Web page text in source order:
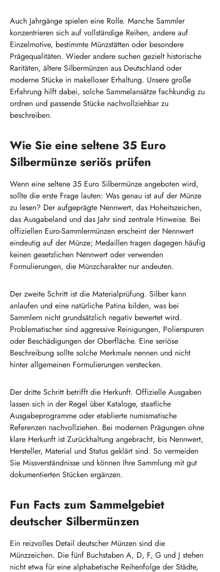
Auch Jahrgänge spielen eine Rolle. Manche Sammler
konzentrieren sich auf vollständige Reihen, andere auf
Einzelmotive, bestimmte Münzstätten oder besondere
Prägequalitäten. Wieder andere suchen gezielt historische
Raritäten, ältere Silbermünzen aus Deutschland oder
moderne Stücke in makelloser Erhaltung. Unsere große
Erfahrung hilft dabei, solche Sammelansätze fachkundig zu
ordnen und passende Stücke nachvollziehbar zu
beschreiben.
Wie Sie eine seltene 35 Euro
Silbermünze seriös prüfen
Wenn eine seltene 35 Euro Silbermünze angeboten wird,
sollte die erste Frage lauten: Was genau ist auf der Münze
zu lesen? Der aufgeprägte Nennwert, das Hoheitszeichen,
das Ausgabeland und das Jahr sind zentrale Hinweise. Bei
offiziellen Euro-Sammlermünzen erscheint der Nennwert
eindeutig auf der Münze; Medaillen tragen dagegen häufig
keinen gesetzlichen Nennwert oder verwenden
Formulierungen, die Münzcharakter nur andeuten.
Der zweite Schritt ist die Materialprüfung. Silber kann
anlaufen und eine natürliche Patina bilden, was bei
Sammlern nicht grundsätzlich negativ bewertet wird.
Problematischer sind aggressive Reinigungen, Polierspuren
oder Beschädigungen der Oberfläche. Eine seriöse
Beschreibung sollte solche Merkmale nennen und nicht
hinter allgemeinen Formulierungen verstecken.
Der dritte Schritt betrifft die Herkunft. Offizielle Ausgaben
lassen sich in der Regel über Kataloge, staatliche
Ausgabeprogramme oder etablierte numismatische
Referenzen nachvollziehen. Bei modernen Prägungen ohne
klare Herkunft ist Zurückhaltung angebracht, bis Nennwert,
Hersteller, Material und Status geklärt sind. So vermeiden
Sie Missverständnisse und können Ihre Sammlung mit gut
dokumentierten Stücken ergänzen.
Fun Facts zum Sammelgebiet
deutscher Silbermünzen
Ein reizvolles Detail deutscher Münzen sind die
Münzzeichen. Die fünf Buchstaben A, D, F, G und J stehen
nicht etwa für eine alphabetische Reihenfolge der Städte,